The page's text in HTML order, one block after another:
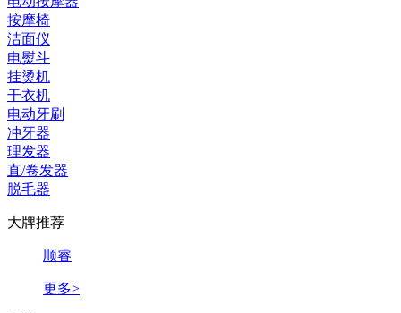
按摩椅
洁面仪
电熨斗
挂烫机
干衣机
电动牙刷
冲牙器
理发器
直/卷发器
脱毛器
大牌推荐
顺睿
更多>